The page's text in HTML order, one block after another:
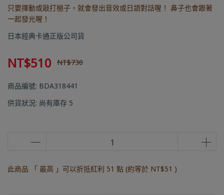
只要揮動或敲打槌子，就會發出音效或日語對話喔！ 鼻子也會跟著
一起發光喔！
日本經典卡通正版公司貨
NT$510 NT$730
商品編號: BDA318441
供貨狀況: 尚有庫存 5
此商品 「 最高 」可以折抵紅利 51 點 (約等於 NT$51 )